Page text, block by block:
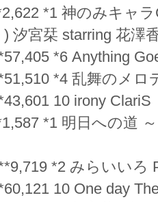
*1 神のみキャ
汐宮栞 starring 花澤
*6 Anything
*4 乱舞のメロ
10 irony ClariS
*1 明日への道
*2 みらいいろ
10 One day